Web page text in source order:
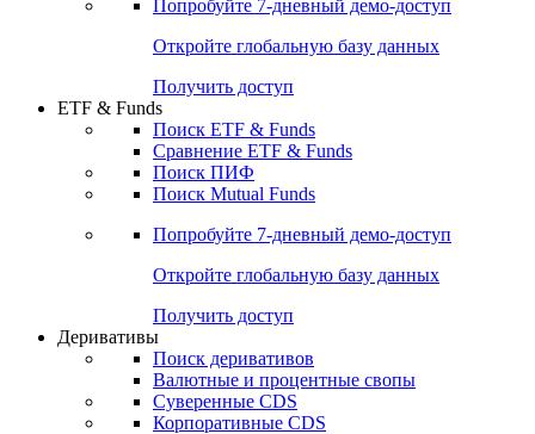
Попробуйте 7-дневный демо-доступ
Откройте глобальную базу данных
Получить доступ
ETF & Funds
Поиск ETF & Funds
Сравнение ETF & Funds
Поиск ПИФ
Поиск Mutual Funds
Попробуйте 7-дневный демо-доступ
Откройте глобальную базу данных
Получить доступ
Деривативы
Поиск деривативов
Валютные и процентные свопы
Суверенные CDS
Корпоративные CDS